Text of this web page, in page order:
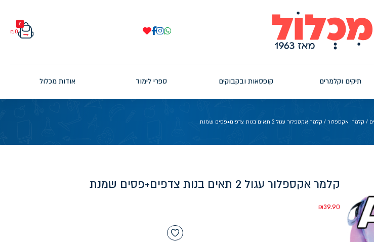
0
₪0
תיקים וקלמרים קופסאות ובקבוקים ספרי לימוד אודות מכלול
/ קלמרי אקספלור / קלמר אקספלור עגול 2 תאים בנות צדפים+פסים שמנת
קלמר אקספלור עגול 2 תאים בנות צדפים+פסים שמנת
₪39.90